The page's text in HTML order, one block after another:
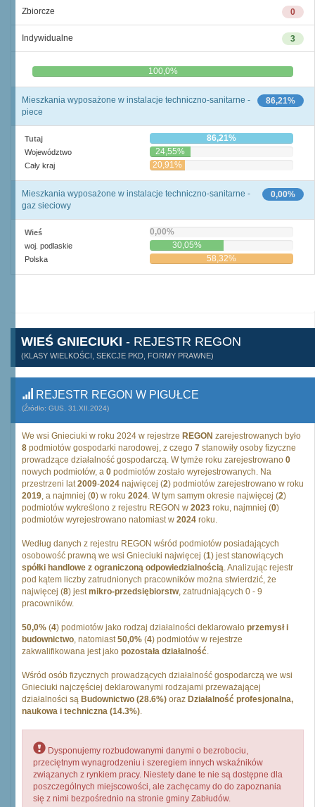
0
Zbiorcze
3
Indywidualne
0,0% 100,0%
86,21%
Mieszkania wyposażone w instalacje techniczno-sanitarne -
piece
Tutaj 86,21%
Województwo 24,55%
Cały kraj 20,91%
0,00%
Mieszkania wyposażone w instalacje techniczno-sanitarne -
gaz sieciowy
Wieś 0,00%
woj. podlaskie 30,05%
Polska 58,32%
WIEŚ GNIECIUKI - REJESTR REGON
(KLASY WIELKOŚCI, SEKCJE PKD, FORMY PRAWNE)
REJESTR REGON W PIGUŁCE
(Źródło: GUS, 31.XII.2024)
We wsi Gnieciuki w roku 2024 w rejestrze REGON zarejestrowanych było
8 podmiotów gospodarki narodowej, z czego 7 stanowiły osoby fizyczne
prowadzące działalność gospodarczą. W tymże roku zarejestrowano 0
nowych podmiotów, a 0 podmiotów zostało wyrejestrowanych. Na
przestrzeni lat2009-2024 najwięcej (2) podmiotów zarejestrowano w roku
2019, a najmniej (0) w roku 2024. W tym samym okresie najwięcej (2)
podmiotów wykreślono z rejestru REGON w 2023 roku, najmniej (0)
podmiotów wyrejestrowano natomiast w 2024 roku.
Według danych z rejestru REGON wśród podmiotów posiadających
osobowość prawną we wsi Gnieciuki najwięcej (1) jest stanowiących
spółki handlowe z ograniczoną odpowiedzialnością. Analizując rejestr
pod kątem liczby zatrudnionych pracowników można stwierdzić, że
najwięcej (8) jestmikro-przedsiębiorstw, zatrudniających 0 - 9
pracowników.
50,0% (4) podmiotów jako rodzaj działalności deklarowało przemysł i
budownictwo, natomiast50,0% (4) podmiotów w rejestrze
zakwalifikowana jest jako pozostała działalność.
Wśród osób fizycznych prowadzących działalność gospodarczą we wsi
Gnieciuki najczęściej deklarowanymi rodzajami przeważającej
działalności są Budownictwo (28.6%) oraz Działalność profesjonalna,
naukowa i techniczna (14.3%).
Dysponujemy rozbudowanymi danymi o bezrobociu,
przeciętnym wynagrodzeniu i szeregiem innych wskaźników
związanych z rynkiem pracy. Niestety dane te nie są dostępne dla
poszczególnych miejscowości, ale zachęcamy do do zapoznania
się z nimi bezpośrednio na stronie gminy Zabłudów.